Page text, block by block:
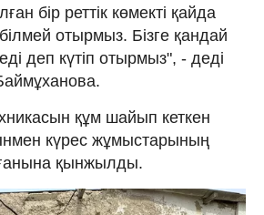
бір реттік көмекті қайда
отырмыз. Бізге қандай
деп күтіп отырмыз", - деді
құм шайып кеткен
күрес жұмыстарының
қынжылды.